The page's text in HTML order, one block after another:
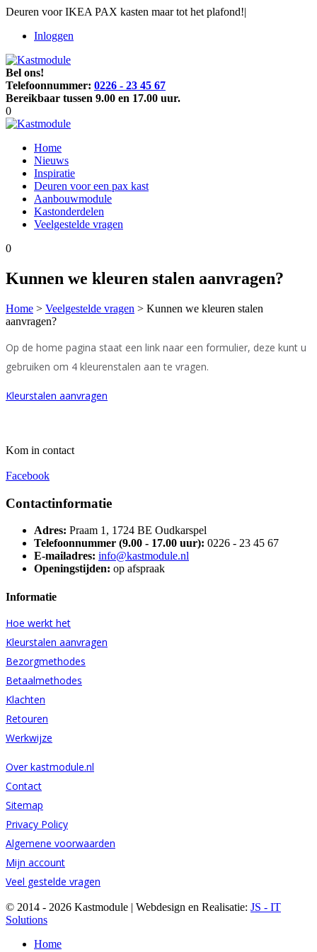
Deuren voor IKEA PAX kasten maar tot het plafond!|
Inloggen
Bel ons!
Telefoonnummer: 0226 - 23 45 67
Bereikbaar tussen 9.00 en 17.00 uur.
0
Home
Nieuws
Inspiratie
Deuren voor een pax kast
Aanbouwmodule
Kastonderdelen
Veelgestelde vragen
0
Kunnen we kleuren stalen aanvragen?
Home > Veelgestelde vragen > Kunnen we kleuren stalen
aanvragen?
Op de home pagina staat een link naar een formulier, deze kunt u
gebruiken om 4 kleurenstalen aan te vragen.
Kleurstalen aanvragen
Kom in contact
Facebook
Contactinformatie
Adres: Praam 1, 1724 BE Oudkarspel
Telefoonnummer (9.00 - 17.00 uur): 0226 - 23 45 67
E-mailadres: info@kastmodule.nl
Openingstijden: op afspraak
Informatie
Hoe werkt het
Kleurstalen aanvragen
Bezorgmethodes
Betaalmethodes
Klachten
Retouren
Werkwijze
Over kastmodule.nl
Contact
Sitemap
Privacy Policy
Algemene voorwaarden
Mijn account
Veel gestelde vragen
© 2014 - 2026 Kastmodule | Webdesign en Realisatie: JS - IT
Solutions
Home